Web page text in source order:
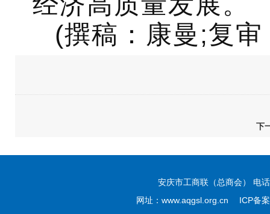
(撰稿：康曼;复
下
安庆市工商联（总商会） 电
网址：www.aqgsl.org.cn ICP备